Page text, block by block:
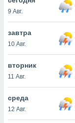
действия
на веб-
основе.
нашей
9 Авг.
завтра
10 Авг.
вторник
11 Авг.
среда
12 Авг.